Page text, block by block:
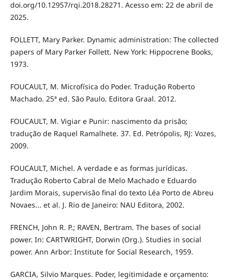
doi.org/10.12957/rqi.2018.28271. Acesso em: 22 de abril de
2025.
FOLLETT, Mary Parker. Dynamic administration: The collected
papers of Mary Parker Follett. New York: Hippocrene Books,
1973.
FOUCAULT, M. Microfísica do Poder. Tradução Roberto
Machado. 25ª ed. São Paulo. Editora Graal. 2012.
FOUCAULT, M. Vigiar e Punir: nascimento da prisão;
tradução de Raquel Ramalhete. 37. Ed. Petrópolis, RJ: Vozes,
2009.
FOUCAULT, Michel. A verdade e as formas jurídicas.
Tradução Roberto Cabral de Melo Machado e Eduardo
Jardim Morais, supervisão final do texto Léa Porto de Abreu
Novaes... et al. J. Rio de Janeiro: NAU Editora, 2002.
FRENCH, John R. P.; RAVEN, Bertram. The bases of social
power. In: CARTWRIGHT, Dorwin (Org.). Studies in social
power. Ann Arbor: Institute for Social Research, 1959.
GARCIA, Silvio Marques. Poder, legitimidade e orçamento: